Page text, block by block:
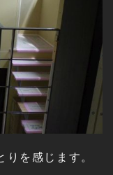
を感じます。